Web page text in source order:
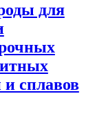
для
и сплавов